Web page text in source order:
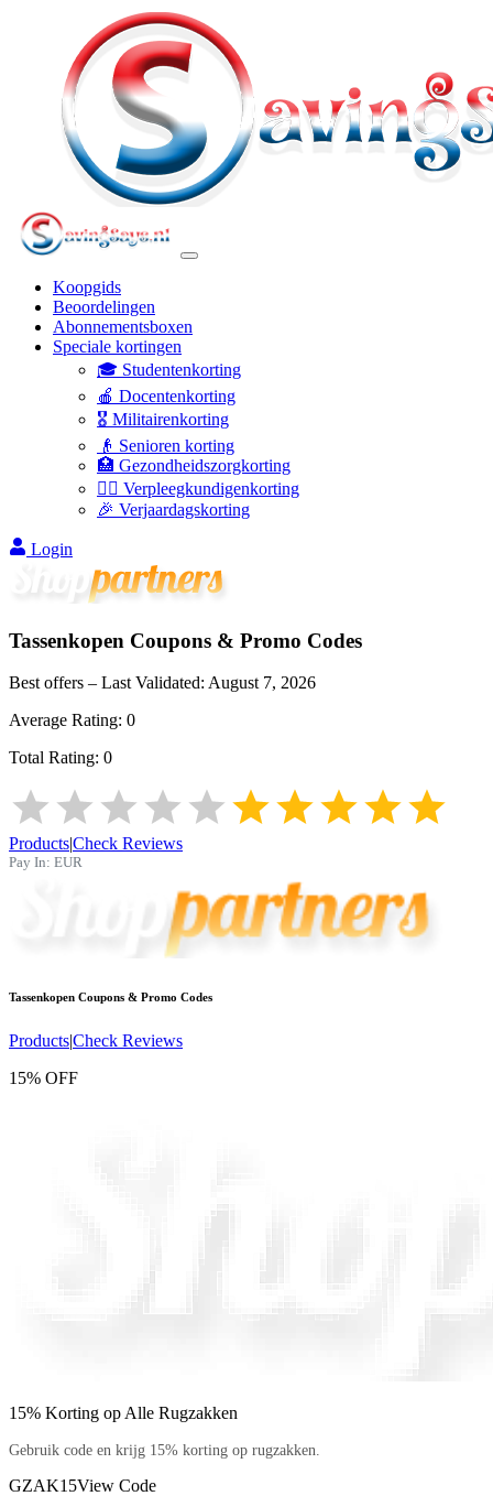
Koopgids
Beoordelingen
Abonnementsboxen
Speciale kortingen
🎓 Studentenkorting
🍎 Docentenkorting
🎖️ Militairenkorting
👴 Senioren korting
🏥 Gezondheidszorgkorting
👩‍⚕️ Verpleegkundigenkorting
🎉 Verjaardagskorting
Login
Tassenkopen Coupons & Promo Codes
Best offers – Last Validated: August 7, 2026
Average Rating: 0
Total Rating: 0
Products|Check Reviews
Pay In: EUR
Tassenkopen Coupons & Promo Codes
Products|Check Reviews
15% OFF
15% Korting op Alle Rugzakken
Gebruik code en krijg 15% korting op rugzakken.
GZAK15View Code